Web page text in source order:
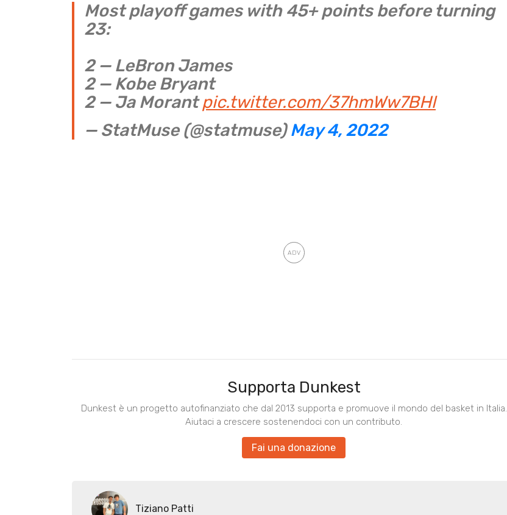
Most playoff games with 45+ points before turning
23:
2 — LeBron James
2 — Kobe Bryant
2 — Ja Morantpic.twitter.com/37hmWw7BHl
— StatMuse (@statmuse)May 4, 2022
Supporta Dunkest
Dunkest è un progetto autofinanziato che dal 2013 supporta e promuove il mondo del basket in Italia.
Aiutaci a crescere sostenendoci con un contributo.
Fai una donazione
Tiziano Patti